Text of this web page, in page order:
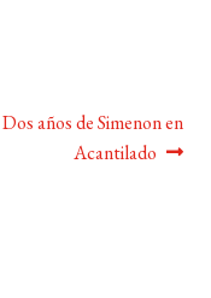
Siguiente:
Dos años de Simenon en
Acantilado